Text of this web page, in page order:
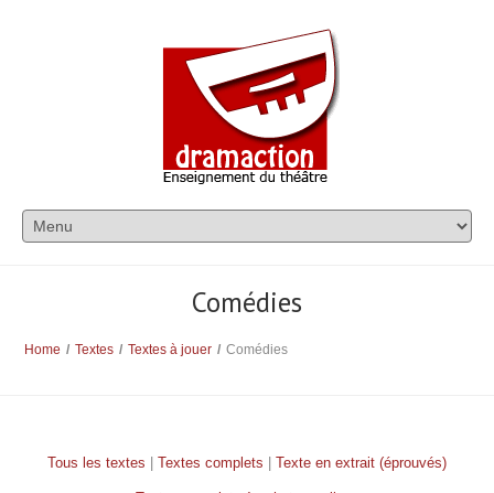
Comédies
Home / Textes / Textes à jouer / Comédies
Tous les textes Textes complets Texte en extrait (éprouvés)